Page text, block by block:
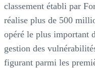
classement établi par
réalise plus de 500
opéré le plus important
gestion des
figurant parmi les